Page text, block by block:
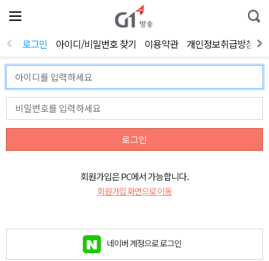
전
체
뉴
열
통
합
색
로그인 아이디/비밀번호 찾기 이용약관 개인정보취급방침
로그인
회원가입은 PC에서 가능합니다.
회원가입 화면으로 이동
네이버 계정으로 로그인